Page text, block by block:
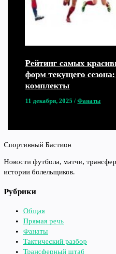
Рейтинг самых
форм текущего
комплекты
11 декабря, 2025/Фанаты
Спортивный Бастион
Новости футбола, матчи,
истории болельщиков.
Рубрики
Общая
Прямая речь
Фанаты
Тактический разбор
Трансферный штаб